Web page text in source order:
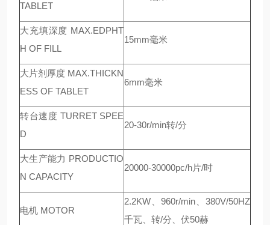
TABLET
大充填深度 MAX.EDPHT
H OF FILL
15mm毫米
大片剂厚度 MAX.THICKN
ESS OF TABLET
6mm毫米
转台速度 TURRET SPEE
D
20-30r/min转/分
大生产能力 PRODUCTIO
N CAPACITY
20000-30000pc/h片/时
电机 MOTOR
2.2KW、960r/min、380V/50HZ
千瓦、转/分、伏50赫